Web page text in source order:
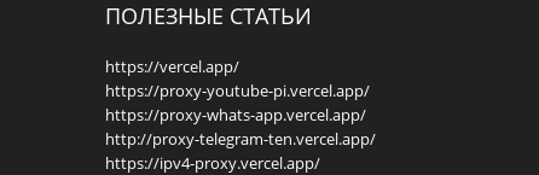
ПОЛЕЗНЫЕ СТАТЬИ
https://vercel.app/
https://proxy-youtube-pi.vercel.app/
https://proxy-whats-app.vercel.app/
http://proxy-telegram-ten.vercel.app/
https://ipv4-proxy.vercel.app/